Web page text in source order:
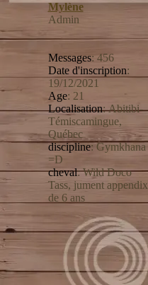
Mylène
Admin
Messages: 456
Date d'inscription:
19/12/2021
Age: 21
Localisation:Abitibi-
Témiscamingue,
Québec
discipline:Gymkhana
=D
cheval:Wild Doco
Tass, jument appendix
de 6 ans